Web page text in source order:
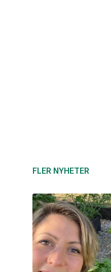
FLER NYHETER